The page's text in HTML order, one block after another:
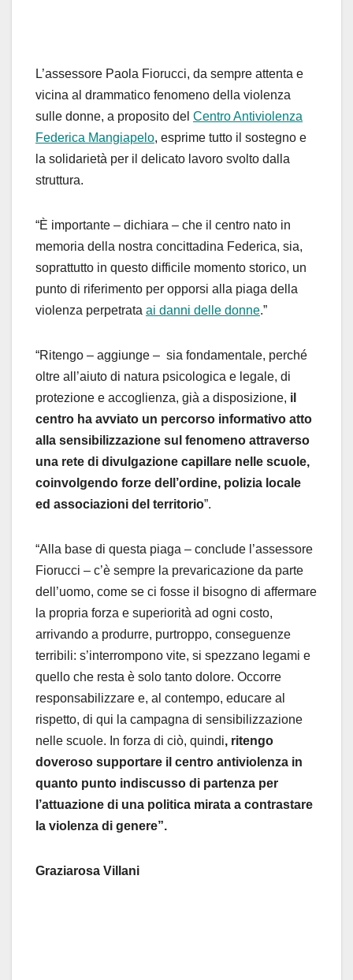
L’assessore Paola Fiorucci, da sempre attenta e
vicina al drammatico fenomeno della violenza
sulle donne, a proposito del Centro Antiviolenza
Federica Mangiapelo, esprime tutto il sostegno e
la solidarietà per il delicato lavoro svolto dalla
struttura.
“È importante – dichiara – che il centro nato in
memoria della nostra concittadina Federica, sia,
soprattutto in questo difficile momento storico, un
punto di riferimento per opporsi alla piaga della
violenza perpetrata ai danni delle donne.”
“Ritengo – aggiunge – sia fondamentale, perché
oltre all’aiuto di natura psicologica e legale, di
protezione e accoglienza, già a disposizione, il
centro ha avviato un percorso informativo atto
alla sensibilizzazione sul fenomeno attraverso
una rete di divulgazione capillare nelle scuole,
coinvolgendo forze dell’ordine, polizia locale
ed associazioni del territorio”.
“Alla base di questa piaga – conclude l’assessore
Fiorucci – c’è sempre la prevaricazione da parte
dell’uomo, come se ci fosse il bisogno di affermare
la propria forza e superiorità ad ogni costo,
arrivando a produrre, purtroppo, conseguenze
terribili: s’interrompono vite, si spezzano legami e
quello che resta è solo tanto dolore. Occorre
responsabilizzare e, al contempo, educare al
rispetto, di qui la campagna di sensibilizzazione
nelle scuole. In forza di ciò, quindi, ritengo
doveroso supportare il centro antiviolenza in
quanto punto indiscusso di partenza per
l’attuazione di una politica mirata a contrastare
la violenza di genere”.
Graziarosa Villani